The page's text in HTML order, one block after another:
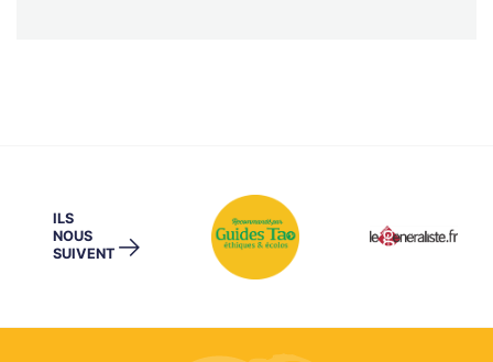
ILS
NOUS
SUIVENT →